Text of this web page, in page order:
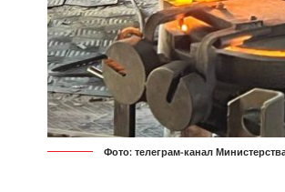
Фото: телеграм-канал